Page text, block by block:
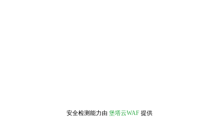
安全检测能力由 堡塔云WAF 提供